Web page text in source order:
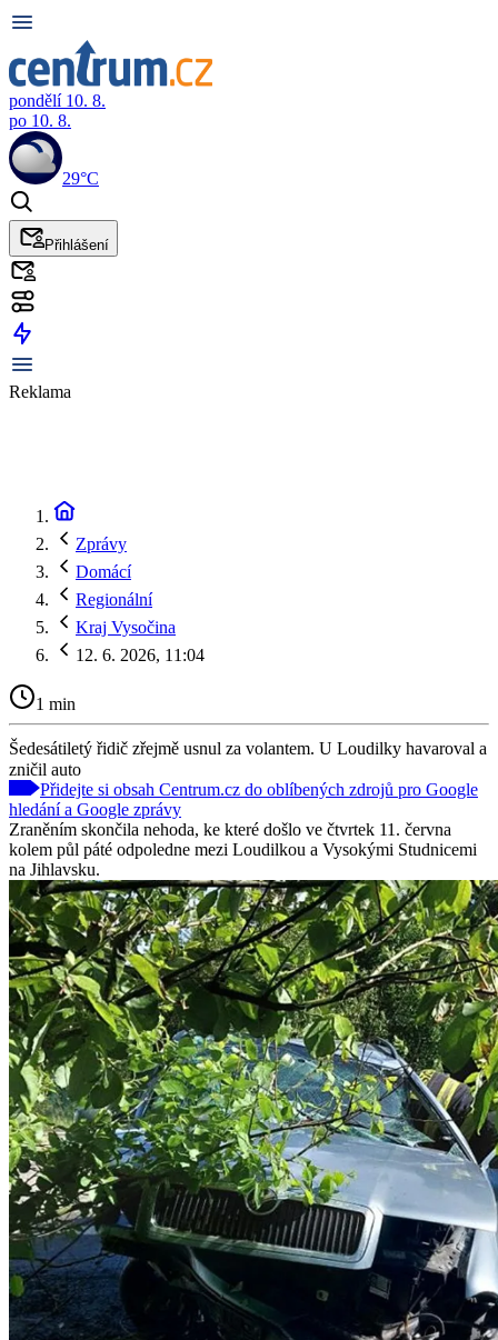
pondělí 10. 8.
po 10. 8.
29°C
Přihlášení
Reklama
Zprávy
Domácí
Regionální
Kraj Vysočina
12. 6. 2026, 11:04
1 min
Šedesátiletý řidič zřejmě usnul za volantem. U Loudilky havaroval a
zničil auto
Přidejte si obsah Centrum.cz do oblíbených zdrojů pro Google
hledání a Google zprávy
Zraněním skončila nehoda, ke které došlo ve čtvrtek 11. června
kolem půl páté odpoledne mezi Loudilkou a Vysokými Studnicemi
na Jihlavsku.